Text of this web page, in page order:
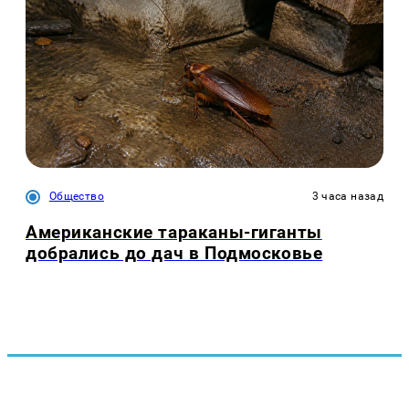
Общество 3 часа назад
Американские тараканы-гиганты
добрались до дач в Подмосковье